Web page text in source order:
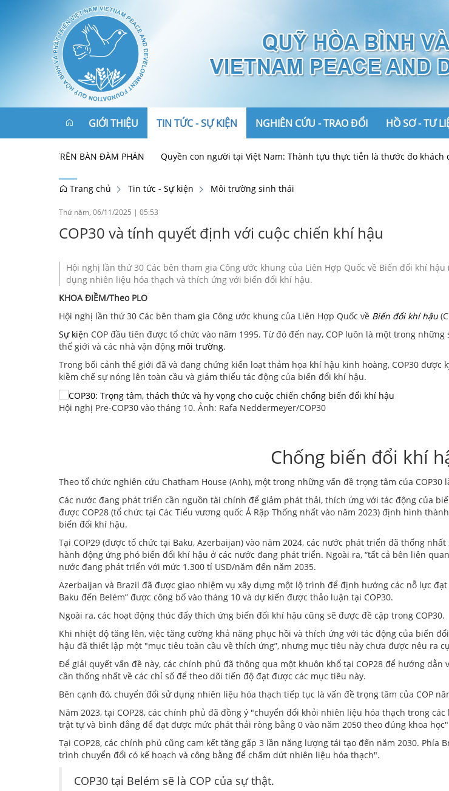
GIỚI THIỆU
Ban Lãnh đạo
Hội viên
Nhà tài trợ
Bạn bè - Người ủng hộ
Cộng tác viên - Thực tập sinh
Lịch sử
TIỂU SỬ LÃNH ĐẠOChủ tịch Danh dự
Chủ tịch Hội đồng
Thành viên nòng cốt của chúng tôi
TIN TỨC - SỰ KIỆN
Kinh tế - Phát triển
Dân chủ - Nhân quyền
Chủ quyền biển đảo
NGHIÊN CỨU - TRAO ĐỔI HỒ SƠ - TƯ
BÀI" TRÊN BÀN ĐÀM PHÁN Quyền con người tại Việt Nam: Thành tựu thực tiễn là thước đo khách quan
Trang chủ Tin tức - Sự kiện Môi trường sinh thái
Thứ năm, 06/11/2025 | 05:53
COP30 và tính quyết định với cuộc chiến khí hậu
Hội nghị lần thứ 30 Các bên tham gia Công ước khung của Liên Hợp Quốc về Biến đổi khí
dụng nhiên liệu hóa thạch và thích ứng với biến đổi khí hậu.
KHOA ĐIỀM/Theo PLO
Hội nghị lần thứ 30 Các bên tham gia Công ước khung của Liên Hợp Quốc về Biến đổi khí hậu
Sự kiện COP đầu tiên được tổ chức vào năm 1995. Từ đó đến nay, COP luôn là một trong
thế giới và các nhà vận động môi trường.
Trong bối cảnh thế giới đã và đang chứng kiến loạt thảm họa khí hậu kinh hoàng, COP30
kiềm chế sự nóng lên toàn cầu và giảm thiểu tác động của biến đổi khí hậu.
Hội nghị Pre-COP30 vào tháng 10. Ảnh: Rafa Neddermeyer/COP30
Chống biến đổi khí
Theo tổ chức nghiên cứu Chatham House (Anh), một trong những vấn đề trọng tâm của COP30
Các nước đang phát triển cần nguồn tài chính để giảm phát thải, thích ứng với tác động của
được COP28 (tổ chức tại Các Tiểu vương quốc Ả Rập Thống nhất vào năm 2023) định hình
biến đổi khí hậu.
Tại COP29 (được tổ chức tại Baku, Azerbaijan) vào năm 2024, các nước phát triển đã thống
hành động ứng phó biến đổi khí hậu ở các nước đang phát triển. Ngoài ra, “tất cả bên liên
nước đang phát triển với mức 1.300 tỉ USD/năm đến năm 2035.
Azerbaijan và Brazil đã được giao nhiệm vụ xây dựng một lộ trình để định hướng các nỗ lực
Baku đến Belém” được công bố vào tháng 10 và dự kiến được thảo luận tại COP30.
Ngoài ra, các hoạt động thúc đẩy thích ứng biến đổi khí hậu cũng sẽ được đề cập trong COP30.
Khi nhiệt độ tăng lên, việc tăng cường khả năng phục hồi và thích ứng với tác động của biến
hậu đã thiết lập một "mục tiêu toàn cầu về thích ứng”, nhưng mục tiêu này chưa được nêu ra
Để giải quyết vấn đề này, các chính phủ đã thông qua một khuôn khổ tại COP28 để hướng dẫn
cần thống nhất về các chỉ số để theo dõi tiến độ đạt được các mục tiêu này.
Bên cạnh đó, chuyển đổi sử dụng nhiên liệu hóa thạch tiếp tục là vấn đề trọng tâm của COP
Năm 2023, tại COP28, các chính phủ đã đồng ý "chuyển đổi khỏi nhiên liệu hóa thạch trong
trật tự và bình đẳng để đạt được mức phát thải ròng bằng 0 vào năm 2050 theo đúng khoa
Tại COP28, các chính phủ cũng cam kết tăng gấp 3 lần năng lượng tái tạo đến năm 2030.
trình chuyển đổi có kế hoạch và công bằng để chấm dứt nhiên liệu hóa thạch".
COP30 tại Belém sẽ là COP của sự thật.